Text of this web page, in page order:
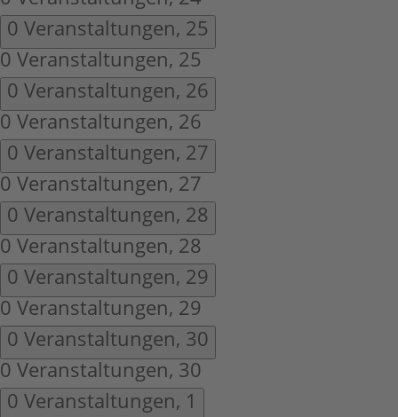
0 Veranstaltungen, 25
0 Veranstaltungen, 25
0 Veranstaltungen, 26
0 Veranstaltungen, 26
0 Veranstaltungen, 27
0 Veranstaltungen, 27
0 Veranstaltungen, 28
0 Veranstaltungen, 28
0 Veranstaltungen, 29
0 Veranstaltungen, 29
0 Veranstaltungen, 30
0 Veranstaltungen, 30
0 Veranstaltungen, 1